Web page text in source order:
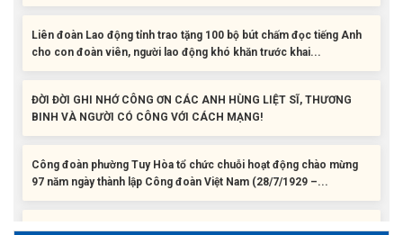
cho con đoàn viên, người lao động khó khăn trước khai...
ĐỜI ĐỜI GHI NHỚ CÔNG ƠN CÁC ANH HÙNG LIỆT SĨ, THƯƠNG
BINH VÀ NGƯỜI CÓ CÔNG VỚI CÁCH MẠNG!
Công đoàn phường Tuy Hòa tổ chức chuỗi hoạt động chào mừng
97 năm ngày thành lập Công đoàn Việt Nam (28/7/1929 –...
Liên đoàn Lao động tỉnh tổ chức trao kinh phí hỗ trợ xây dựng nhà
Mái ấm Công đoàn cho đoàn viên công đoàn có hoàn cảnh...